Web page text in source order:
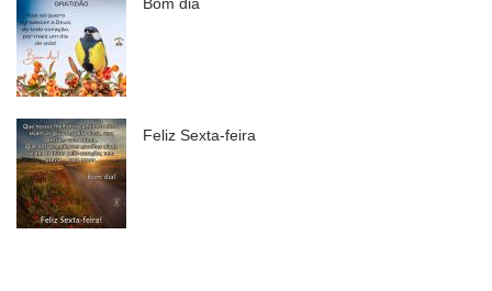
Feliz Sexta-feira